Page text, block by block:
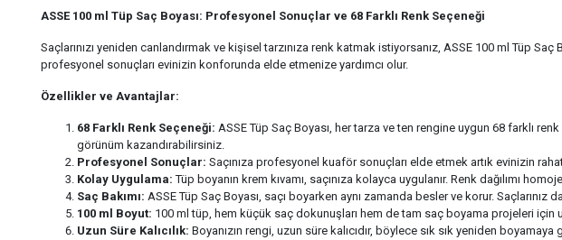
ASSE 100 ml Tüp Saç Boyası: Profesyonel Sonuçlar ve 68 Farklı Renk Seçeneği
Saçlarınızı yeniden canlandırmak ve kişisel tarzınıza renk katmak istiyorsanız, ASSE 100 ml Tüp
profesyonel sonuçları evinizin konforunda elde etmenize yardımcı olur.
Özellikler ve Avantajlar:
68 Farklı Renk Seçeneği: ASSE Tüp Saç Boyası, her tarza ve ten rengine uygun 68 farklı
görünüm kazandırabilirsiniz.
Profesyonel Sonuçlar: Saçınıza profesyonel kuaför sonuçları elde etmek artık evinizin
Kolay Uygulama: Tüp boyanın krem kıvamı, saçınıza kolayca uygulanır. Renk dağılımı
Saç Bakımı: ASSE Tüp Saç Boyası, saçı boyarken aynı zamanda besler ve korur. Saçlarınız
100 ml Boyut: 100 ml tüp, hem küçük saç dokunuşları hem de tam saç boyama projeleri için
Uzun Süre Kalıcılık: Boyanızın rengi, uzun süre kalıcıdır, böylece sık sık yeniden